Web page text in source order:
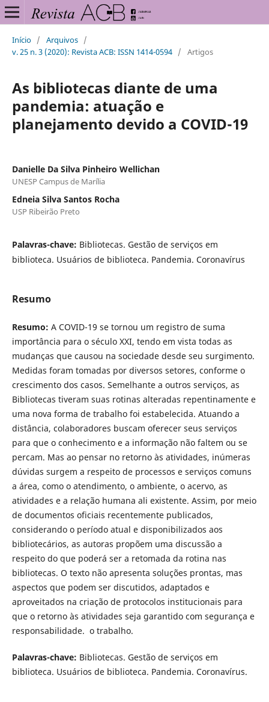
Início / Arquivos /
v. 25 n. 3 (2020): Revista ACB: ISSN 1414-0594 / Artigos
As bibliotecas diante de uma
pandemia: atuação e
planejamento devido a COVID-19
Danielle Da Silva Pinheiro Wellichan
UNESP Campus de Marília
Edneia Silva Santos Rocha
USP Ribeirão Preto
Palavras-chave: Bibliotecas. Gestão de serviços em
biblioteca. Usuários de biblioteca. Pandemia. Coronavírus
Resumo
Resumo: A COVID-19 se tornou um registro de suma
importância para o século XXI, tendo em vista todas as
mudanças que causou na sociedade desde seu surgimento.
Medidas foram tomadas por diversos setores, conforme o
crescimento dos casos. Semelhante a outros serviços, as
Bibliotecas tiveram suas rotinas alteradas repentinamente e
uma nova forma de trabalho foi estabelecida. Atuando a
distância, colaboradores buscam oferecer seus serviços
para que o conhecimento e a informação não faltem ou se
percam. Mas ao pensar no retorno às atividades, inúmeras
dúvidas surgem a respeito de processos e serviços comuns
a área, como o atendimento, o ambiente, o acervo, as
atividades e a relação humana ali existente. Assim, por meio
de documentos oficiais recentemente publicados,
considerando o período atual e disponibilizados aos
bibliotecários, as autoras propõem uma discussão a
respeito do que poderá ser a retomada da rotina nas
bibliotecas. O texto não apresenta soluções prontas, mas
aspectos que podem ser discutidos, adaptados e
aproveitados na criação de protocolos institucionais para
que o retorno às atividades seja garantido com segurança e
responsabilidade. o trabalho.
Palavras-chave: Bibliotecas. Gestão de serviços em
biblioteca. Usuários de biblioteca. Pandemia. Coronavírus.